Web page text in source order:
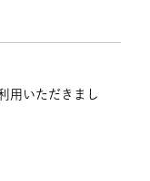
用いただきまし